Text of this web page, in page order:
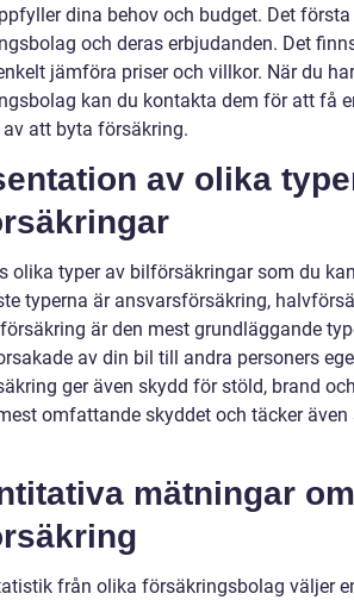
dina behov och budget. Det
och deras erbjudanden. Det
jämföra priser och villkor. När du
kan du kontakta dem för att få
av att byta försäkring.
av olika
olika typer av bilförsäkringar som du
typerna är ansvarsförsäkring,
är den mest grundläggande
av din bil till andra personers
ger även skydd för stöld, brand
omfattande skyddet och täcker
mätningar
från olika försäkringsbolag väljer